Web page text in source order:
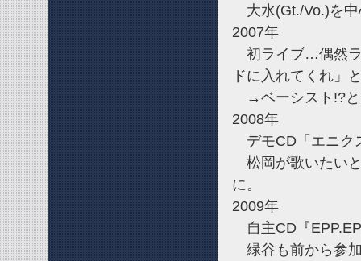
大水(Gt./Vo.)を中
2007年
初ライブ…偶然ラ
ドに入れてくれ」
→ベーシスト!?と
2008年
デモCD「エニク
松岡が歌いたい
に。
2009年
自主CD『
緑谷も前から参